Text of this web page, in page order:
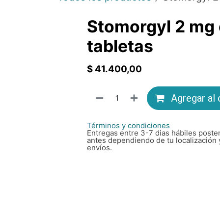
Stomorgyl 2 mg
tabletas
$41.400,00
Agregar al
Términos y condiciones
Entregas entre 3-7 dias hábiles
antes dependiendo de tu localización
envíos.